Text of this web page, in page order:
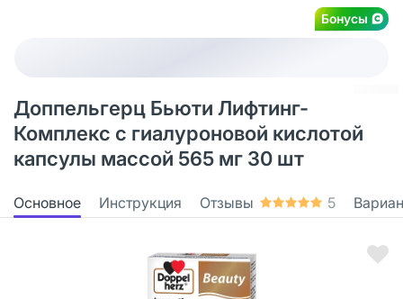
Бонусы
Доппельгерц Бьюти Лифтинг-
Комплекс с гиалуроновой кислотой
капсулы массой 565 мг 30 шт
Основное Инструкция Отзывы 5